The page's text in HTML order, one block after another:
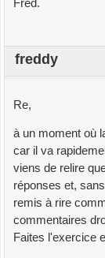
Fred.
freddy
Re,
à un moment où
car il va
viens de relire
réponses et,
remis à rire
commentaires
Faites l'exercice